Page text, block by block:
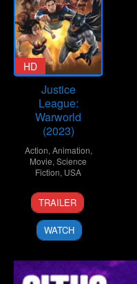
HD
Justice
League:
Warworld
(2023)
Action,Animation,
Movie,Science
Fiction, USA
25
Jul
2023
Jeff
Wamester
TRAILER
WATCH